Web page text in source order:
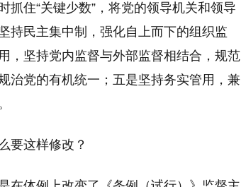
住“关键少数”，将党的领导机关和领导
持民主集中制，强化自上而下的组织监
，坚持党内监督与外部监督相结合，规范
治党的有机统一；五是坚持务实管用，兼
要这样修改？